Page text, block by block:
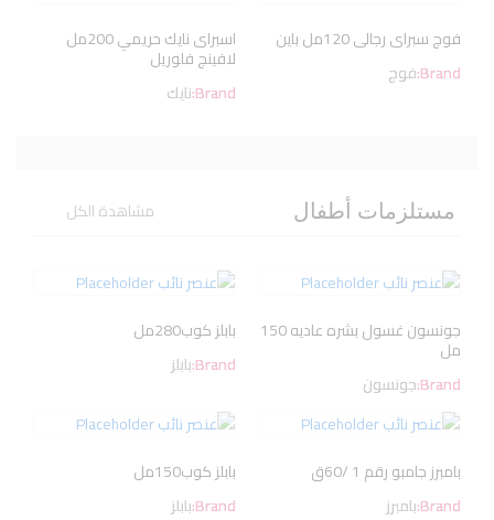
فوج سبراى رجالى 120مل باين
Brand:فوج
اسبراى نايك حريمي 200مل
لافينج فلوريل
Brand:نايك
مستلزمات أطفال مشاهدة الكل
جونسون غسول بشره عاديه 150
مل
Brand:جونسون
بابلز كوب280مل
Brand:بابلز
بامبرز جامبو رقم 1 /60ق
Brand:بامبرز
بابلز كوب150مل
Brand:بابلز